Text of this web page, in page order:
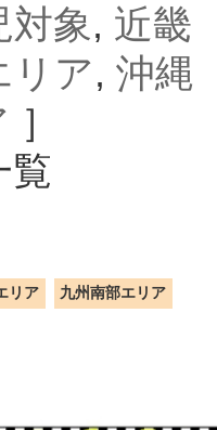
対象, 近畿
リア, 沖縄
］
覧
リア 九州南部エリア